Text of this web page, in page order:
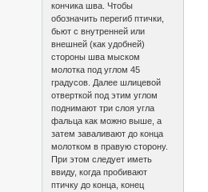
кончика шва. Чтобы
обозначить перегиб птички,
бьют с внутренней или
внешней (как удобней)
стороны шва мыском
молотка под углом 45
градусов. Далее шлицевой
отверткой под этим углом
поднимают три слоя угла
фальца как можно выше, а
затем заваливают до конца
молотком в правую сторону.
При этом следует иметь
ввиду, когда пробивают
птичку до конца, конец